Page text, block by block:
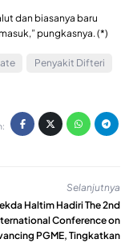
dan biasanya baru
pungkasnya. (*)
Penyakit Difteri
Selanjutnya
Haltim Hadiri The 2nd
Conference on
PGME, Tingkatkan